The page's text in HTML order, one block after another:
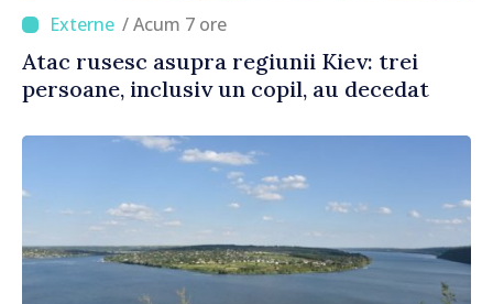
/ Acum 7 ore
Atac rusesc asupra regiunii Kiev: trei
persoane, inclusiv un copil, au decedat